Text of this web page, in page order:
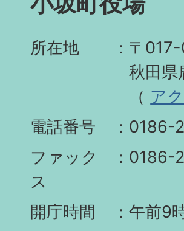
所在地
〒
秋田県
（ ア
電話番号
0186-
ファック
ス
0186-
開庁時間
午前9